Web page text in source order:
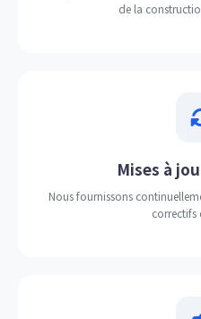
de la
Mises à
Nous fournissons
correctifs